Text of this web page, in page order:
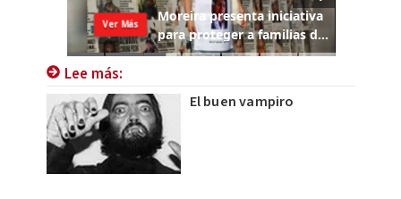
Lee más:
El buen vampiro